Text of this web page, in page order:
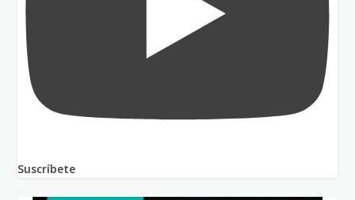
Suscríbete